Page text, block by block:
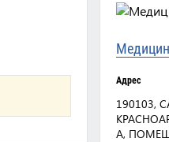
Адрес
190103,
А,